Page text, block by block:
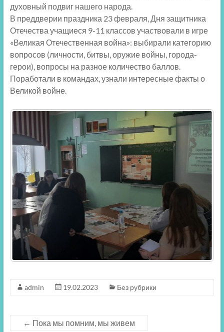
духовный подвиг нашего народа.
В преддверии праздника 23 февраля, Дня защитника
Отечества учащиеся 9-11 классов участвовали в игре
«Великая Отечественная война»: выбирали категорию
вопросов (личности, битвы, оружие войны, города-
герои), вопросы на разное количество баллов.
Поработали в командах, узнали интересные факты о
Великой войне.
admin 19.02.2023 Без рубрики
← Пока мы помним, мы живем